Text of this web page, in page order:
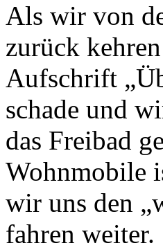
Als wir von
zurück
Aufschrift
schade und
das Freibad
Wohnmobile
wir uns den
fahren weiter.